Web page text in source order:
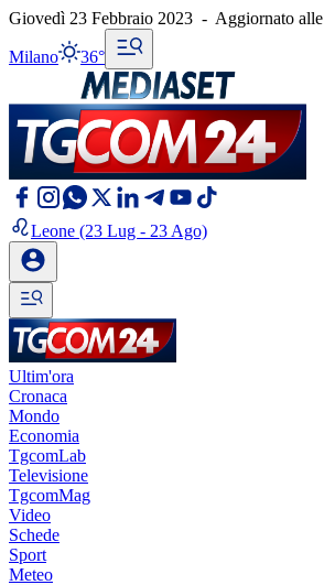
Giovedì 23 Febbraio 2023 - Aggiornato alle
Milano 36°
Leone (23 Lug - 23 Ago)
Ultim'ora
Cronaca
Mondo
Economia
TgcomLab
Televisione
TgcomMag
Video
Schede
Sport
Meteo